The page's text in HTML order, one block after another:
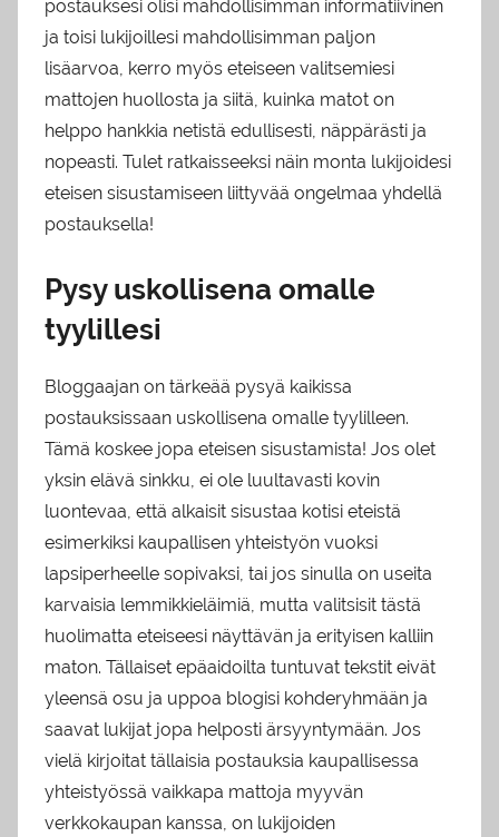
postauksesi olisi mahdollisimman informatiivinen
ja toisi lukijoillesi mahdollisimman paljon
lisäarvoa, kerro myös eteiseen valitsemiesi
mattojen huollosta ja siitä, kuinka matot on
helppo hankkia netistä edullisesti, näppärästi ja
nopeasti. Tulet ratkaisseeksi näin monta lukijoidesi
eteisen sisustamiseen liittyvää ongelmaa yhdellä
postauksella!
Pysy uskollisena omalle
tyylillesi
Bloggaajan on tärkeää pysyä kaikissa
postauksissaan uskollisena omalle tyylilleen.
Tämä koskee jopa eteisen sisustamista! Jos olet
yksin elävä sinkku, ei ole luultavasti kovin
luontevaa, että alkaisit sisustaa kotisi eteistä
esimerkiksi kaupallisen yhteistyön vuoksi
lapsiperheelle sopivaksi, tai jos sinulla on useita
karvaisia lemmikkieläimiä, mutta valitsisit tästä
huolimatta eteiseesi näyttävän ja erityisen kalliin
maton. Tällaiset epäaidoilta tuntuvat tekstit eivät
yleensä osu ja uppoa blogisi kohderyhmään ja
saavat lukijat jopa helposti ärsyyntymään. Jos
vielä kirjoitat tällaisia postauksia kaupallisessa
yhteistyössä vaikkapa mattoja myyvän
verkkokaupan kanssa, on lukijoiden